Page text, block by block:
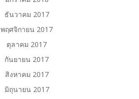
ธันวาคม 2017
พฤศจิกายน 2017
ตุลาคม 2017
กันยายน 2017
สิงหาคม 2017
มิถุนายน 2017